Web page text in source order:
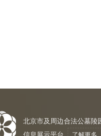
北京市及周边合法公墓陵
信息展示平台